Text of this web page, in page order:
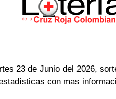
23 de Junio del 2026,
con mas